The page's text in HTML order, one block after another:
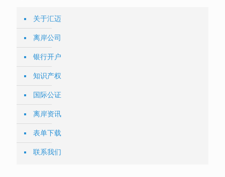
关于汇迈
离岸公司
银行开户
知识产权
国际公证
离岸资讯
表单下载
联系我们